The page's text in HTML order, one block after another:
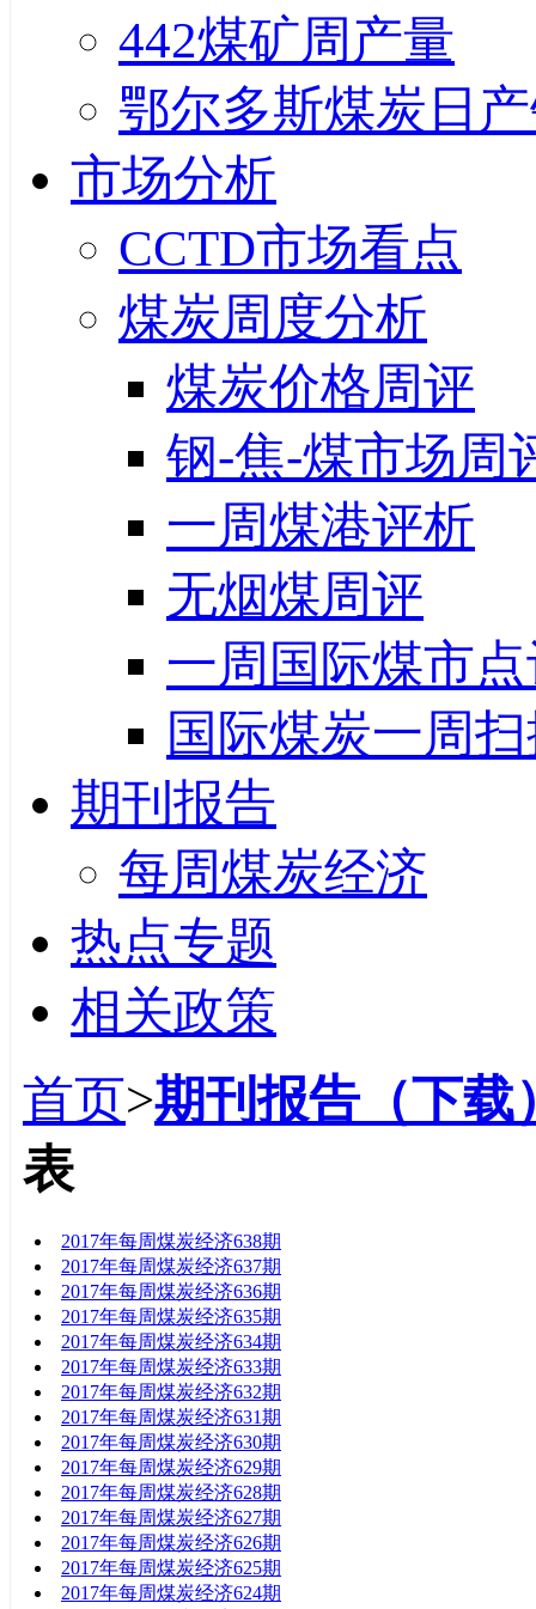
442煤矿周产量
鄂尔多斯煤炭日
市场分析
CCTD市场看点
煤炭周度分析
煤炭价格周评
钢-焦-煤市场周
一周煤港评析
无烟煤周评
一周国际煤市
国际煤炭一周
期刊报告
每周煤炭经济
热点专题
相关政策
首页>期刊报告（下载
表
2017年每周煤炭经济638期
2017年每周煤炭经济637期
2017年每周煤炭经济636期
2017年每周煤炭经济635期
2017年每周煤炭经济634期
2017年每周煤炭经济633期
2017年每周煤炭经济632期
2017年每周煤炭经济631期
2017年每周煤炭经济630期
2017年每周煤炭经济629期
2017年每周煤炭经济628期
2017年每周煤炭经济627期
2017年每周煤炭经济626期
2017年每周煤炭经济625期
2017年每周煤炭经济624期